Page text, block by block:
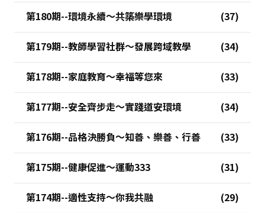
第180期--環境永續～共築樂學環境
第179期--教師學習社群～發展跨域教學
第178期--家庭教育～幸福等您來
第177期--安全齊步走～實踐道安環境
第176期--品格決勝負～知善、樂善、行善
第175期--健康促進～運動333
第174期--適性支持～你我共融